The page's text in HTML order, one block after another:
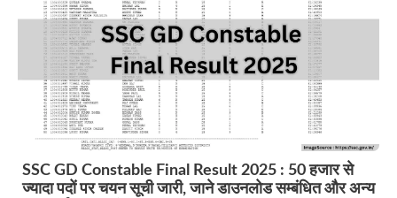
SSC GD Constable Final Result 2025 : 50 हजार से
ज्यादा पदों पर चयन सूची जारी, जाने डाउनलोड सम्बंधित और अन्य